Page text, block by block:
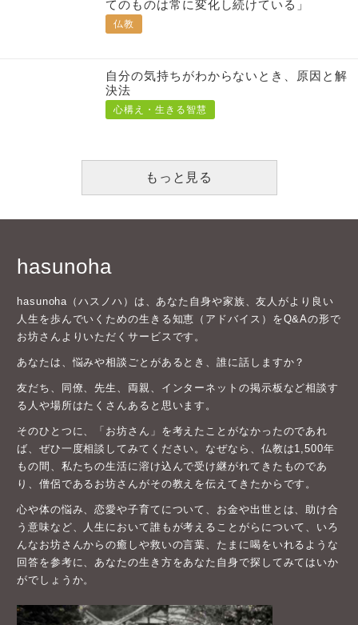
てのものは常に変化し続けている」
仏教
自分の気持ちがわからないとき、原因と解
決法
心構え・生きる智慧
もっと見る
hasunoha
hasunoha（ハスノハ）は、あなた自身や家族、友人がより良い
人生を歩んでいくための生きる知恵（アドバイス）をQ&Aの形で
お坊さんよりいただくサービスです。
あなたは、悩みや相談ごとがあるとき、誰に話しますか？
友だち、同僚、先生、両親、インターネットの掲示板など相談す
る人や場所はたくさんあると思います。
そのひとつに、「お坊さん」を考えたことがなかったのであれ
ば、ぜひ一度相談してみてください。なぜなら、仏教は1,500年
もの間、私たちの生活に溶け込んで受け継がれてきたものであ
り、僧侶であるお坊さんがその教えを伝えてきたからです。
心や体の悩み、恋愛や子育てについて、お金や出世とは、助け合
う意味など、人生において誰もが考えることがらについて、いろ
んなお坊さんからの癒しや救いの言葉、たまに喝をいれるような
回答を参考に、あなたの生き方をあなた自身で探してみてはいか
がでしょうか。